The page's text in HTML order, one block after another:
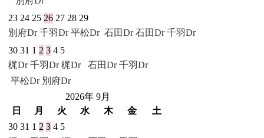
23 24 25 26 27 28 29
別府Dr 千羽Dr 平松Dr 石田Dr 石田Dr 千羽Dr
30 31 1 2 3 4 5
梶Dr 千羽Dr 梶Dr 石田Dr 千羽Dr
平松Dr 別府Dr
2026年 9月
日
月 火 水 木 金
土
30 31 1 2 3 4 5